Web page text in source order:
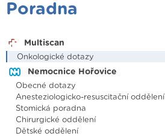
Poradna
Multiscan
Onkologické dotazy
Nemocnice Hořovice
Obecné dotazy
Anesteziologicko-resuscitační oddělení
Stomická poradna
Chirurgické oddělení
Dětské oddělení